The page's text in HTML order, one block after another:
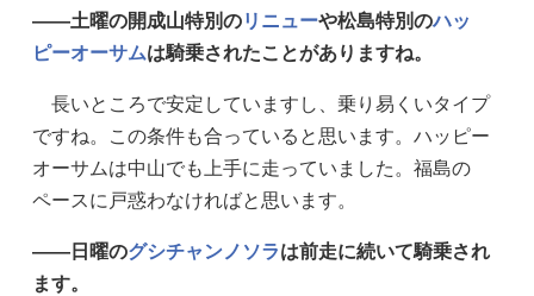
——土曜の開成山特別のリニューや松島特別のハッ
ピーオーサムは騎乗されたことがありますね。
長いところで安定していますし、乗り易くいタイプ
ですね。この条件も合っていると思います。ハッピー
オーサムは中山でも上手に走っていました。福島の
ペースに戸惑わなければと思います。
——日曜のグシチャンノソラは前走に続いて騎乗され
ます。